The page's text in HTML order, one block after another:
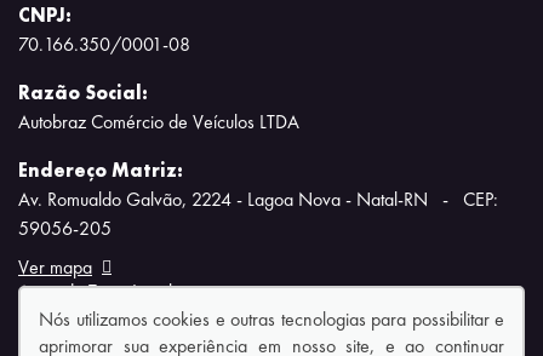
CNPJ:
70.166.350/0001-08
Razão Social:
Autobraz Comércio de Veículos LTDA
Endereço Matriz:
Av. Romualdo Galvão, 2224 - Lagoa Nova - Natal-RN
- CEP:
59056-205
Ver mapa
Aviso de Texto Legal
Nós utilizamos cookies e outras tecnologias para possibilitar e
aprimorar sua experiência em nosso site, e ao continuar